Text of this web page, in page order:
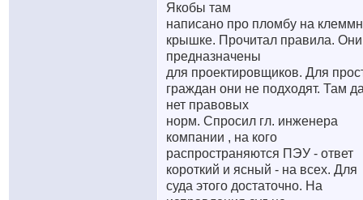
Якобы там
написано про пломбу на
крышке. Прочитал правила. Они
предназначены
для проектировщиков. Для
граждан они не подходят. Там
нет правовых
норм. Спросил гл. инженера
компании , на кого
распространяются ПЭУ - ответ
короткий и ясный - на всех. Для
суда этого достаточно. На